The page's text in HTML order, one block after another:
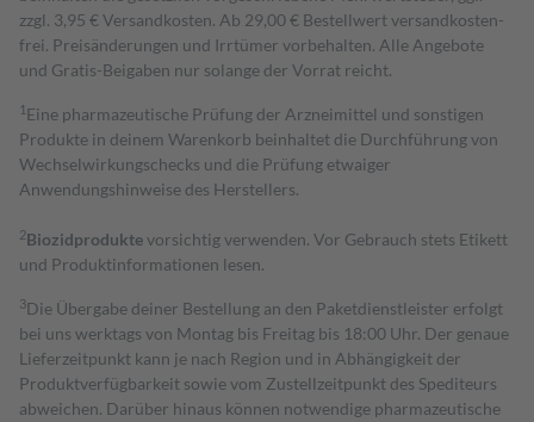
zzgl. 3,95 € Versandkosten. Ab 29,00 € Bestell­wert versand­kosten­
frei. Preisänderungen und Irrtümer vorbehalten. Alle Angebote
und Gratis-Beigaben nur solange der Vorrat reicht.
1 Eine pharmazeutische Prüfung der Arzneimittel und sonstigen
Produkte in deinem Warenkorb beinhaltet die Durchführung von
Wechselwirkungschecks und die Prüfung etwaiger
Anwendungshinweise des Herstellers.
2Biozidproduktevorsichtig verwenden. Vor Gebrauch stets Etikett
und Produktinformationen lesen.
3Die Übergabe deiner Bestellung an den Paketdienstleister erfolgt
bei uns werktags von Montag bis Freitag bis 18:00 Uhr. Der genaue
Lieferzeitpunkt kann je nach Region und in Abhängigkeit der
Produktverfügbarkeit sowie vom Zustellzeitpunkt des Spediteurs
abweichen. Darüber hinaus können notwendige pharmazeutische